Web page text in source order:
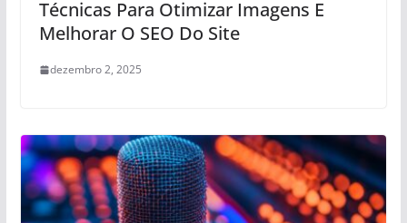
Técnicas Para Otimizar Imagens E
Melhorar O SEO Do Site
dezembro 2, 2025